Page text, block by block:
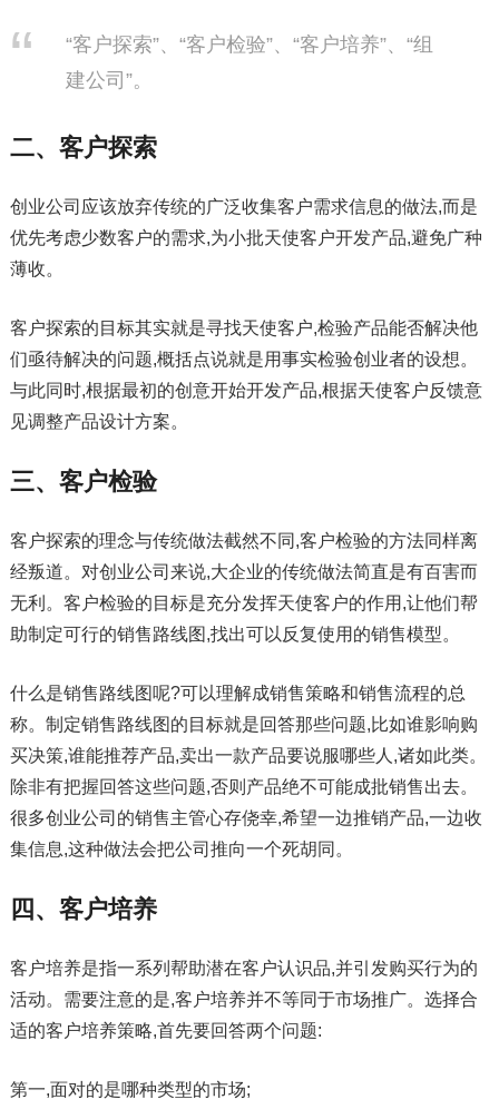
“客户探索”、“客户检验”、“客户培养”、“组
建公司”。
二、客户探索
创业公司应该放弃传统的广泛收集客户需求信息的做法,而是
优先考虑少数客户的需求,为小批天使客户开发产品,避免广种
薄收。
客户探索的目标其实就是寻找天使客户,检验产品能否解决他
们亟待解决的问题,概括点说就是用事实检验创业者的设想。
与此同时,根据最初的创意开始开发产品,根据天使客户反馈意
见调整产品设计方案。
三、客户检验
客户探索的理念与传统做法截然不同,客户检验的方法同样离
经叛道。对创业公司来说,大企业的传统做法简直是有百害而
无利。客户检验的目标是充分发挥天使客户的作用,让他们帮
助制定可行的销售路线图,找出可以反复使用的销售模型。
什么是销售路线图呢?可以理解成销售策略和销售流程的总
称。制定销售路线图的目标就是回答那些问题,比如谁影响购
买决策,谁能推荐产品,卖出一款产品要说服哪些人,诸如此类。
除非有把握回答这些问题,否则产品绝不可能成批销售出去。
很多创业公司的销售主管心存侥幸,希望一边推销产品,一边收
集信息,这种做法会把公司推向一个死胡同。
四、客户培养
客户培养是指一系列帮助潜在客户认识品,并引发购买行为的
活动。需要注意的是,客户培养并不等同于市场推广。选择合
适的客户培养策略,首先要回答两个问题:
第一,面对的是哪种类型的市场;